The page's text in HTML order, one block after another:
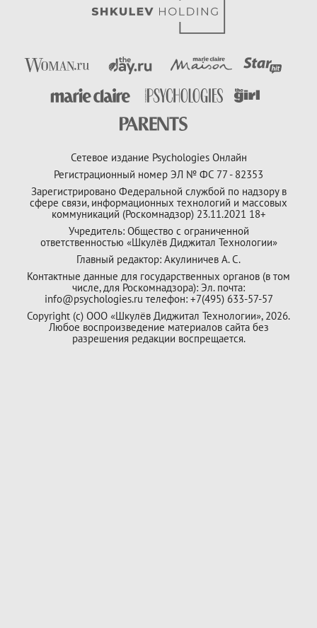
Сетевое издание Psychologies Онлайн
Регистрационный номер ЭЛ № ФС 77 - 82353
Зарегистрировано Федеральной службой по надзору в
сфере связи, информационных технологий и массовых
коммуникаций (Роскомнадзор) 23.11.2021 18+
Учредитель: Общество с ограниченной
ответственностью «Шкулёв Диджитал Технологии»
Главный редактор: Акулиничев А. С.
Контактные данные для государственных органов (в том
числе, для Роскомнадзора): Эл. почта:
info@psychologies.ru телефон: +7(495) 633-57-57
Copyright (с) ООО «Шкулёв Диджитал Технологии», 2026.
Любое воспроизведение материалов сайта без
разрешения редакции воспрещается.